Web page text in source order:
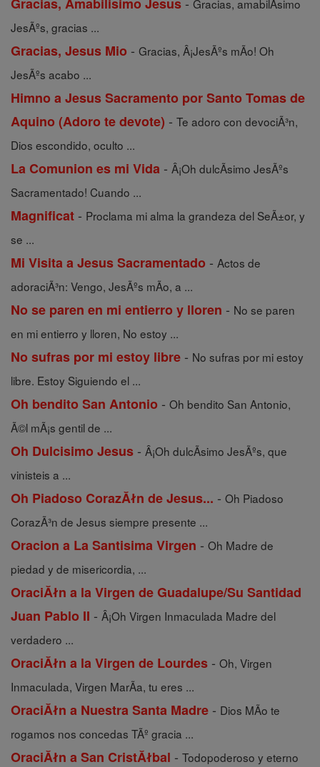
Gracias, amabilÃ­simo
JesÃºs, gracias ...
Gracias, Jesus Mio - Gracias, Â¡JesÃºs mÃ­o! Oh
JesÃºs acabo ...
Himno a Jesus Sacramento por Santo Tomas de
Aquino (Adoro te devote) - Te adoro con devociÃ³n,
Dios escondido, oculto ...
La Comunion es mi Vida - Â¡Oh dulcÃ­simo JesÃºs
Sacramentado! Cuando ...
Magnificat - Proclama mi alma la grandeza del SeÃ±or, y
se ...
Mi Visita a Jesus Sacramentado - Actos de
adoraciÃ³n: Vengo, JesÃºs mÃ­o, a ...
No se paren en mi entierro y lloren - No se paren
en mi entierro y lloren, No estoy ...
No sufras por mi estoy libre - No sufras por mi estoy
libre. Estoy Siguiendo el ...
Oh bendito San Antonio - Oh bendito San Antonio,
Ã©l mÃ¡s gentil de ...
Oh Dulcisimo Jesus - Â¡Oh dulcÃ­simo JesÃºs, que
vinisteis a ...
Oh Piadoso CorazĂłn de Jesus... - Oh Piadoso
CorazÃ³n de Jesus siempre presente ...
Oracion a La Santisima Virgen - Oh Madre de
piedad y de misericordia, ...
OraciĂłn a la Virgen de Guadalupe/Su Santidad
Juan Pablo II - Â¡Oh Virgen Inmaculada Madre del
verdadero ...
OraciĂłn a la Virgen de Lourdes - Oh, Virgen
Inmaculada, Virgen MarÃ­a, tu eres ...
OraciĂłn a Nuestra Santa Madre - Dios MÃ­o te
rogamos nos concedas TÃº gracia ...
OraciĂłn a San CristĂłbal - Todopoderoso y eterno